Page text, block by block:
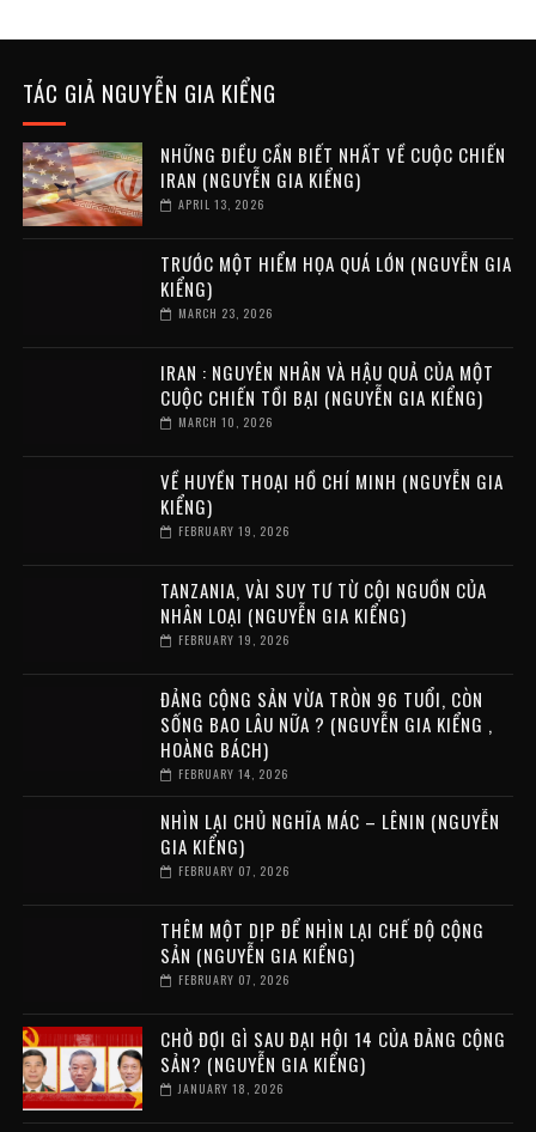
TÁC GIẢ NGUYỄN GIA KIỂNG
NHỮNG ĐIỀU CẦN BIẾT NHẤT VỀ CUỘC CHIẾN
IRAN (NGUYỄN GIA KIỂNG)
APRIL 13, 2026
TRƯỚC MỘT HIỂM HỌA QUÁ LỚN (NGUYỄN GIA
KIỂNG)
MARCH 23, 2026
IRAN : NGUYÊN NHÂN VÀ HẬU QUẢ CỦA MỘT
CUỘC CHIẾN TỒI BẠI (NGUYỄN GIA KIỂNG)
MARCH 10, 2026
VỀ HUYỀN THOẠI HỒ CHÍ MINH (NGUYỄN GIA
KIỂNG)
FEBRUARY 19, 2026
TANZANIA, VÀI SUY TƯ TỪ CỘI NGUỒN CỦA
NHÂN LOẠI (NGUYỄN GIA KIỂNG)
FEBRUARY 19, 2026
ĐẢNG CỘNG SẢN VỪA TRÒN 96 TUỔI, CÒN
SỐNG BAO LÂU NỮA ? (NGUYỄN GIA KIỂNG ,
HOÀNG BÁCH)
FEBRUARY 14, 2026
NHÌN LẠI CHỦ NGHĨA MÁC – LÊNIN (NGUYỄN
GIA KIỂNG)
FEBRUARY 07, 2026
THÊM MỘT DỊP ĐỂ NHÌN LẠI CHẾ ĐỘ CỘNG
SẢN (NGUYỄN GIA KIỂNG)
FEBRUARY 07, 2026
CHỜ ĐỢI GÌ SAU ĐẠI HỘI 14 CỦA ĐẢNG CỘNG
SẢN? (NGUYỄN GIA KIỂNG)
JANUARY 18, 2026